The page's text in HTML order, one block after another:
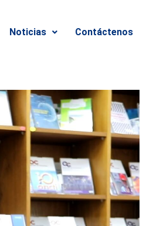
Noticias Contáctenos